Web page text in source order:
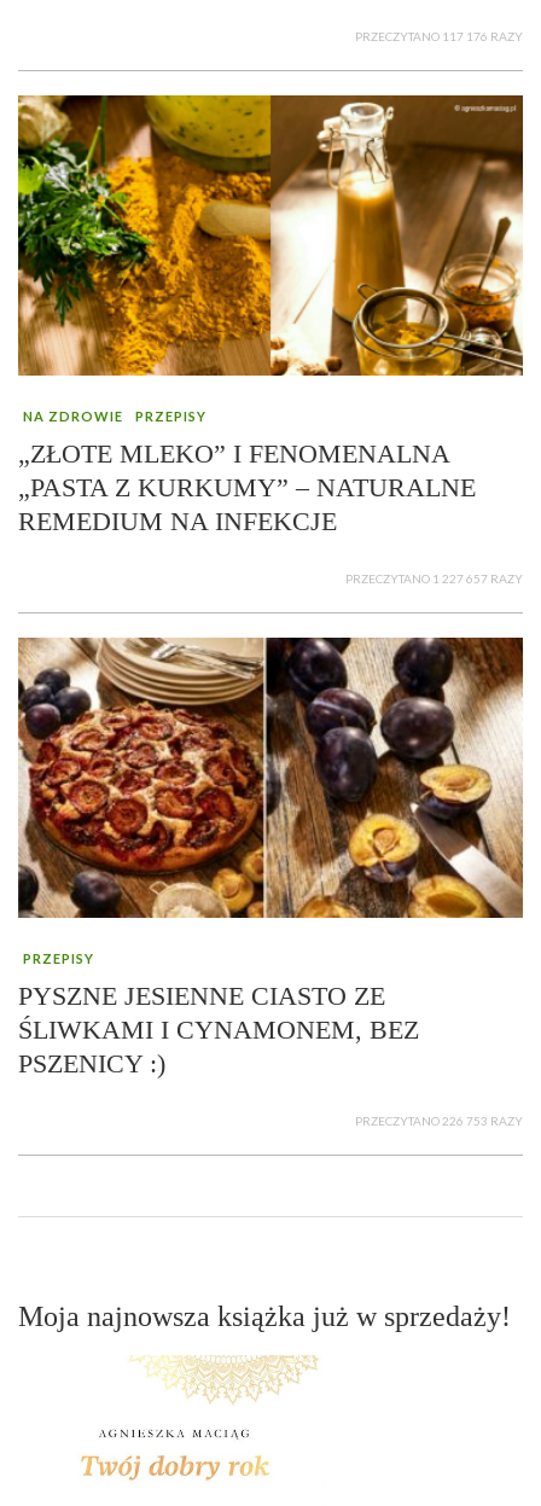
PRZECZYTANO 117 176 RAZY
NA ZDROWIE PRZEPISY
„ZŁOTE MLEKO” I FENOMENALNA
„PASTA Z KURKUMY” – NATURALNE
REMEDIUM NA INFEKCJE
PRZECZYTANO 1 227 657 RAZY
PRZEPISY
PYSZNE JESIENNE CIASTO ZE
ŚLIWKAMI I CYNAMONEM, BEZ
PSZENICY :)
PRZECZYTANO 226 753 RAZY
Moja najnowsza książka już w sprzedaży!